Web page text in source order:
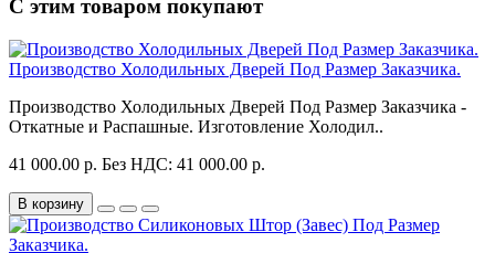
С этим товаром покупают
Производство Холодильных Дверей Под Размер Заказчика.
Производство Холодильных Дверей Под Размер Заказчика -
Откатные и Распашные. Изготовление Холодил..
41 000.00 р. Без НДС: 41 000.00 р.
В корзину